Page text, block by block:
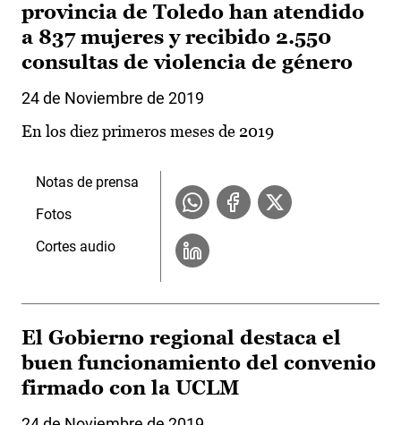
provincia de Toledo han atendido
a 837 mujeres y recibido 2.550
consultas de violencia de género
24 de Noviembre de 2019
En los diez primeros meses de 2019
Notas de prensa
Fotos
Cortes audio
El Gobierno regional destaca el
buen funcionamiento del convenio
firmado con la UCLM